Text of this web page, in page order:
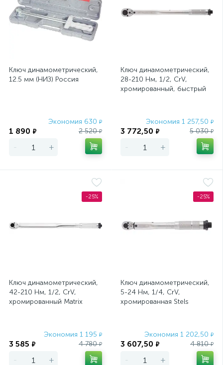
Ключ динамометрический,
12.5 мм (НИЗ) Россия
Экономия 630 ₽
1 890 ₽ 2 520₽
- +
Ключ динамометрический,
28-210 Нм, 1/2, CrV,
хромированный, быстрый
Экономия 1 257,50 ₽
3 772,50 ₽ 5 030₽
- +
-25%
Ключ динамометрический,
42-210 Нм, 1/2, CrV,
хромированный Matrix
Экономия 1 195 ₽
3 585 ₽ 4 780₽
- +
-25%
Ключ динамометрический,
5-24 Нм, 1/4, CrV,
хромированная Stels
Экономия 1 202,50 ₽
3 607,50 ₽ 4 810₽
- +